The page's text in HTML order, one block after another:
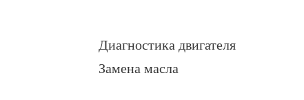
Диагностика двигателя
Замена масла